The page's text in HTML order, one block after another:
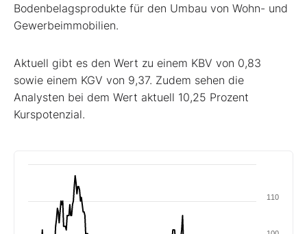
Bodenbelagsprodukte für den Umbau von Wohn- und
Gewerbeimmobilien.
Aktuell gibt es den Wert zu einem KBV von 0,83
sowie einem KGV von 9,37. Zudem sehen die
Analysten bei dem Wert aktuell 10,25 Prozent
Kurspotenzial.
110